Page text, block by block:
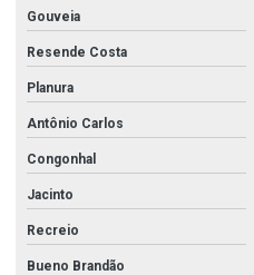
Gouveia
Resende Costa
Planura
Antônio Carlos
Congonhal
Jacinto
Recreio
Bueno Brandão